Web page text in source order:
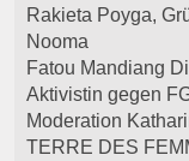
Rakieta Poyga,
Nooma
Fatou Mandiang
Aktivistin gegen
Moderation
TERRE DES